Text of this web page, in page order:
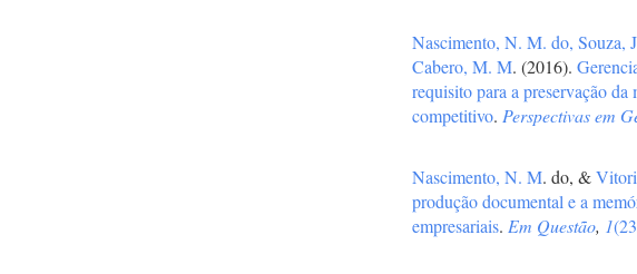
Nascimento, N. M. do,Souza,
Cabero, M. M. (2016).
requisito para a preservação
competitivo.Perspectivas em
Nascimento, N. M. do, &
produção documental e a
empresariais.Em Questão, 1